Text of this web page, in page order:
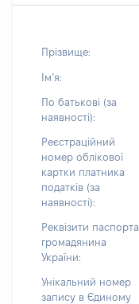
Прізвище:
Імʼя:
По батькові (за
наявності):
Реєстраційний
номер облікової
картки платника
податків (за
наявності):
Реквізити паспорта
громадянина
України:
Унікальний номер
запису в Єдиному